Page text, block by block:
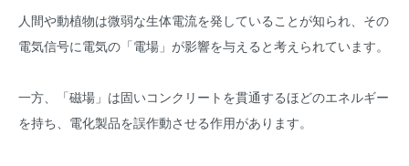
人間や動植物は微弱な生体電流を発していることが知られ、その
電気信号に電気の「電場」が影響を与えると考えられています。
一方、「磁場」は固いコンクリートを貫通するほどのエネルギー
を持ち、電化製品を誤作動させる作用があります。